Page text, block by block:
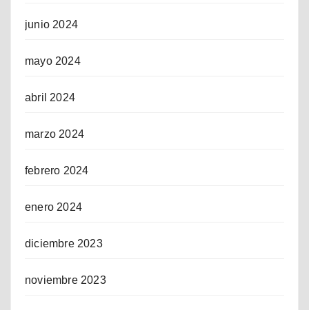
junio 2024
mayo 2024
abril 2024
marzo 2024
febrero 2024
enero 2024
diciembre 2023
noviembre 2023